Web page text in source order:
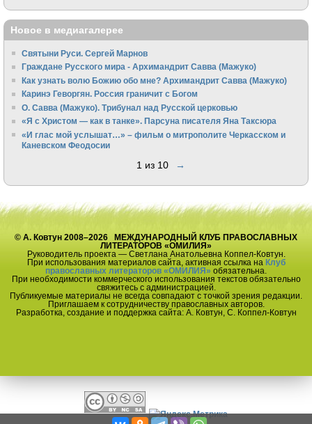
Новое в медиагалерее
Святыни Руси. Сергей Марнов
Граждане Русского мира - Архимандрит Савва (Мажуко)
Как узнать волю Божию обо мне? Архимандрит Савва (Мажуко)
Каринэ Геворгян. Россия граничит с Богом
О. Савва (Мажуко). Трибунал над Русской церковью
«Я с Христом — как в танке». Парсуна писателя Яна Таксюра
«И глас мой услышат…» – фильм о митрополите Черкасском и
Каневском Феодосии
1 из 10 →
© А. Ковтун 2008–2026 МЕЖДУНАРОДНЫЙ КЛУБ ПРАВОСЛАВНЫХ
ЛИТЕРАТОРОВ «ОМИЛИЯ»
Руководитель проекта — Светлана Анатольевна Коппел-Ковтун.
При использования материалов сайта, активная ссылка на Клуб
православных литераторов «ОМИЛИЯ» обязательна.
При необходимости коммерческого использования текстов обязательно
свяжитесь с администрацией.
Публикуемые материалы не всегда совпадают с точкой зрения редакции.
Приглашаем к сотрудничеству православных авторов.
Разработка, создание и поддержка сайта: А. Ковтун, С. Коппел-Ковтун